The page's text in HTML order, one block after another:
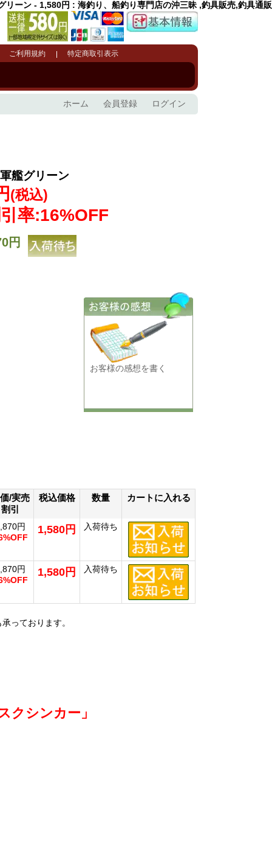
リーン - 1,580円 : 海釣り、船釣り専門店の沖三昧 ,釣具販売,釣具通販
ご利用規約 特定商取引表示
ホーム 会員登録 ログイン
艦グリーン
(税込)
率:16%OFF
円
お客様の感想を書く
/実売
割引
税込価格 数量 カートに入れる
円
1,580円 入荷待ち
円
1,580円 入荷待ち
っております。
クシンカー」